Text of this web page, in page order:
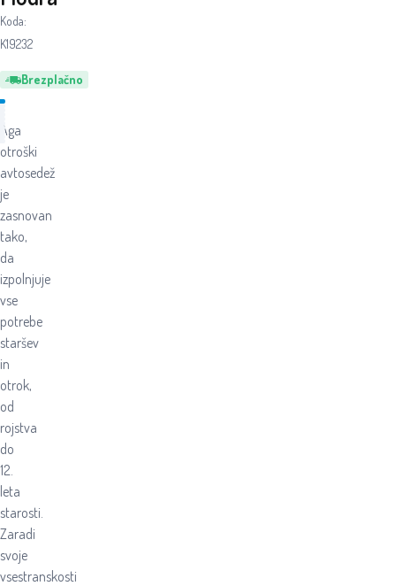
Brezplačno
Koda:
K19232
Aga
otroški
avtosedež
je
zasnovan
tako,
da
izpolnjuje
vse
potrebe
staršev
in
otrok,
od
rojstva
do
12.
leta
starosti.
Zaradi
svoje
vsestranskosti